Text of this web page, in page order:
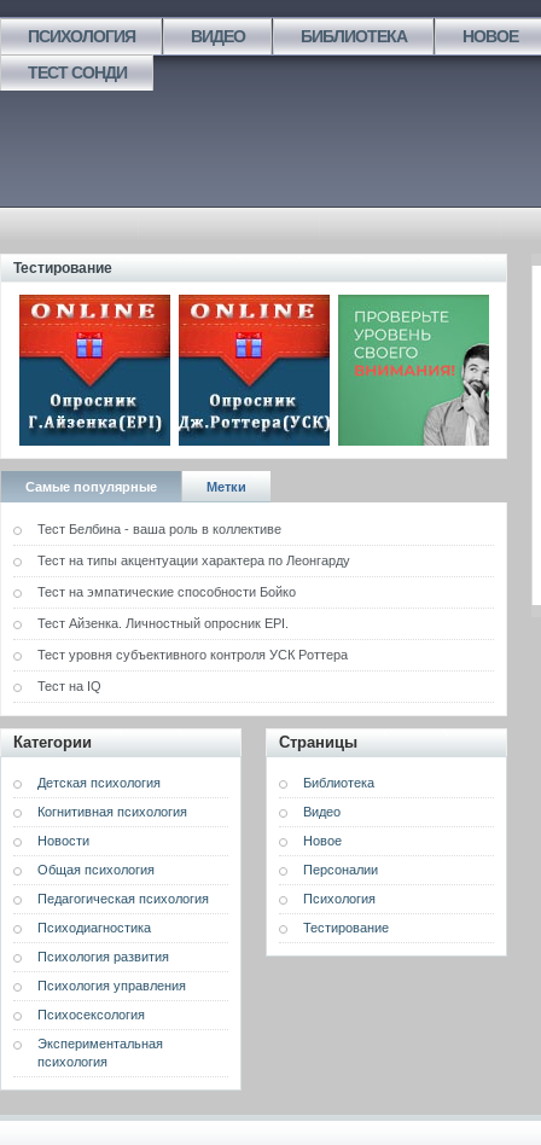
ПСИХОЛОГИЯ ВИДЕО БИБЛИОТЕКА
НОВОЕ
ТЕСТ СОНДИ
Тестирование
Самые популярные Метки
Тест Белбина - ваша роль в коллективе
Тест на типы акцентуации характера по Леонгарду
Тест на эмпатические способности Бойко
Тест Айзенка. Личностный опросник EPI.
Тест уровня субъективного контроля УСК Роттера
Тест на IQ
Категории
Детская психология
Когнитивная психология
Новости
Общая психология
Педагогическая психология
Психодиагностика
Психология развития
Психология управления
Психосексология
Экспериментальная
психология
Страницы
Библиотека
Видео
Новое
Персоналии
Психология
Тестирование